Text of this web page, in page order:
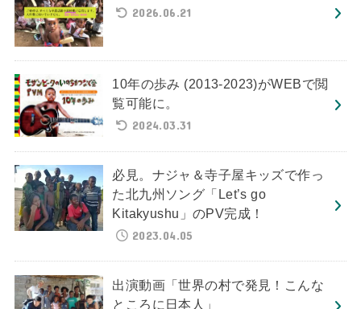
2026.06.21
10年の歩み (2013-2023)がWEBで閲
覧可能に。
2024.03.31
必見。ナジャ＆寺子屋キッズで作っ
た北九州ソング「Let’s go
Kitakyushu」のPV完成！
2023.04.05
出演動画「世界の村で発見！こんな
ところに日本人」